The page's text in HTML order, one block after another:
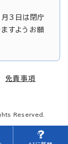
3日は閉庁
すようお願
免責事項
Reserved.